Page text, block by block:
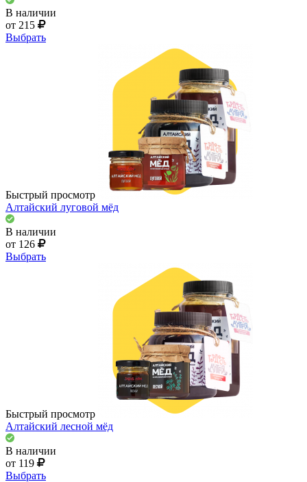
В наличии
от 215
Выбрать
Быстрый просмотр
Алтайский луговой мёд
В наличии
от 126
Выбрать
Быстрый просмотр
Алтайский лесной мёд
В наличии
от 119
Выбрать